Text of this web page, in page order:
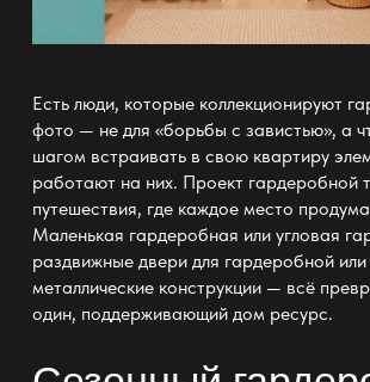
Есть люди, которые коллекционируют
фото — не для «борьбы с завистью», а
шагом встраивать в свою квартиру
работают на них. Проект гардеробной
путешествия, где каждое место
Маленькая гардеробная или угловая
раздвижные двери для гардеробной
металлические конструкции — всё
один, поддерживающий дом ресурс.